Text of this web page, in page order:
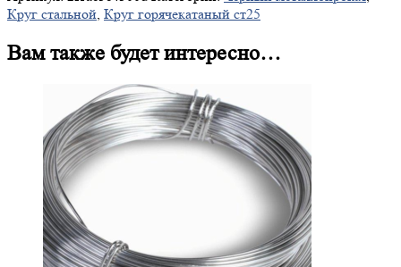
Круг стальной, Круг горячекатаный ст25
Вам также будет интересно…